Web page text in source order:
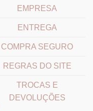
EMPRESA
ENTREGA
COMPRA SEGURO
REGRAS DO SITE
TROCAS E
DEVOLUÇÕES